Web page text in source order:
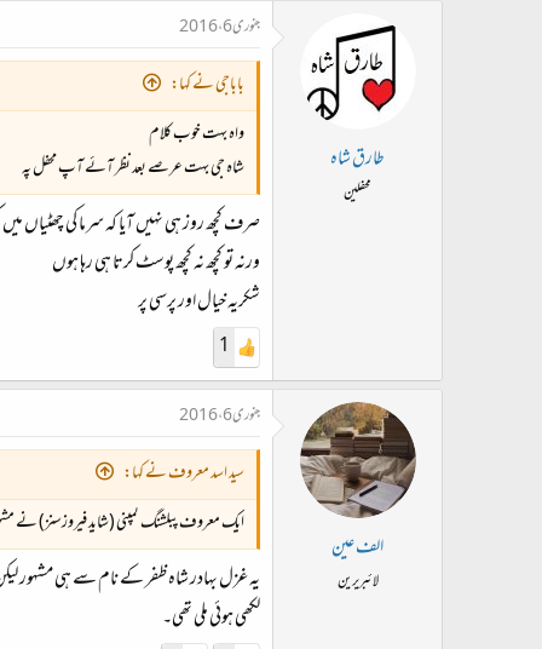
طارق شاہ
محفلین
جنوری 6، 2016
باباجی نے کہا:
واہ بہت خوب کلام
شاہ جی بہت عرصے بعد نظر آئے آپ محفل پہ
صرف کچھ روز ہی نہیں آیا کہ سرما کی چھٹیاں
ورنہ تو کچھ نہ کچھ پوسٹ کرتا ہی رہا ہوں
شکریہ خیال اور پرسی پر
1
الف عین
لائبریرین
جنوری 6، 2016
سید اسد معروف نے کہا:
ایک معروف پبلشنگ کمپنی (شاید فیروزسنز) نے
یہ غزل بہادر شاہ ظفر کے نام سے ہی مشہور
لکھی ہوئی ملی تھی۔